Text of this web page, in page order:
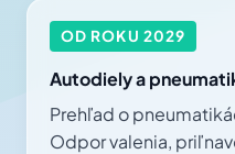
OD ROKU 2029
Autodiely a
Prehľad o
Odpor valenia,